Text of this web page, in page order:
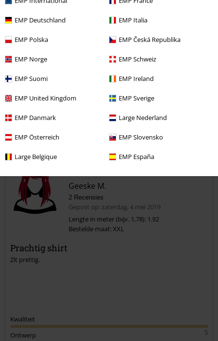
EMP Deutschland EMP Italia
EMP Polska EMP Česká Republika
EMP Norge EMP Schweiz
EMP Suomi EMP Ireland
EMP United Kingdom EMP Sverige
EMP Danmark Large Nederland
EMP Österreich EMP Slovensko
Large Belgique EMP España
Pasvorm
Breedte
Te nauw
Perfect
Te kort
Perfect
Geverifieerde recensie
Heeft deze recensie je geholpen?
Opmerking
Commentaar versturen
Geeske M.
2 Recensies
Gepost op: zaterdag, 4 mei 2019
Lengte in meter (bijv. 1,78): 1.92
Bestelde maat: XXL
Prachtig shirt
Zit prettig.
Kwaliteit
5
Ontwerp